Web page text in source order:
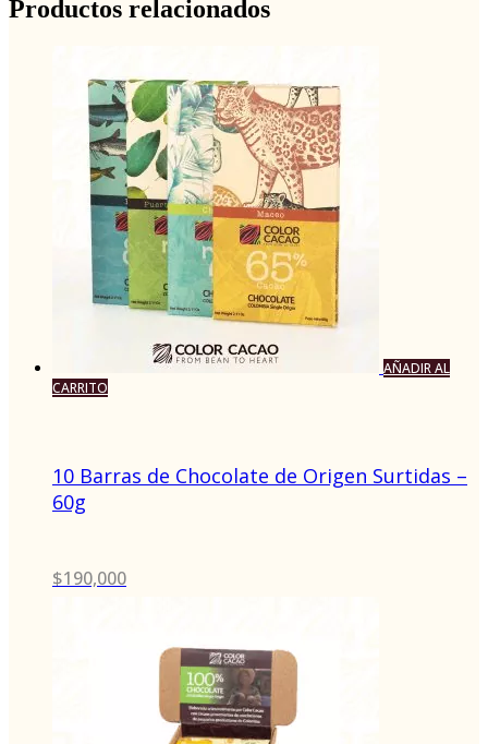
Productos relacionados
AÑADIR AL
CARRITO
10 Barras de Chocolate de Origen Surtidas –
60g
$190,000